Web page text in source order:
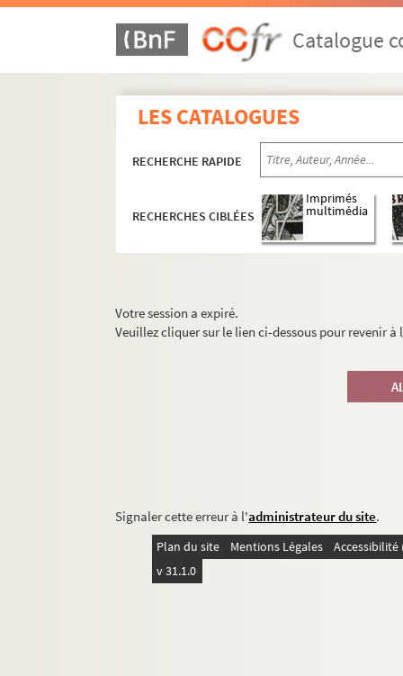
Catalogue
LES CATALOGUES
RECHERCHE RAPIDE
RECHERCHES CIBLÉES
Imprimés
multimédia
Votre session a expiré.
Veuillez cliquer sur le lien ci-dessous pour revenir
Signaler cette erreur à l'administrateur du site.
Plan du site Mentions Légales
v 31.1.0